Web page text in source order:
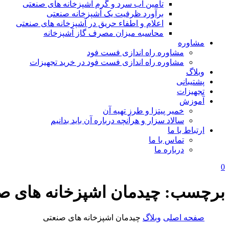
تامین آب سرد و گرم آشپزخانه های صنعتی
برآورد ظرفیت یک آشپزخانه صنعتی
اعلام و اطفاء حریق در آشپزخانه های صنعتی
محاسبه میزان مصرف گاز آشپزخانه
مشاوره
مشاوره راه اندازی فست فود
مشاوره راه اندازی فست فود در خرید تجهیزات
وبلاگ
پشتیبانی
تجهیزات
آموزش
خمیر پیتزا و طرز تهیه آن
سالاد سزار و هرآنچه درباره آن باید بدانیم
ارتباط با ما
تماس با ما
درباره ما
0
برچسب: چیدمان اشپزخانه های
صفحه اصلی وبلاگ چیدمان اشپزخانه های صنعتی